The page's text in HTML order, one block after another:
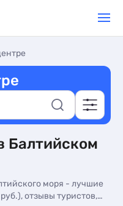
Балтийском
моря - лучшие
отзывы туристов,